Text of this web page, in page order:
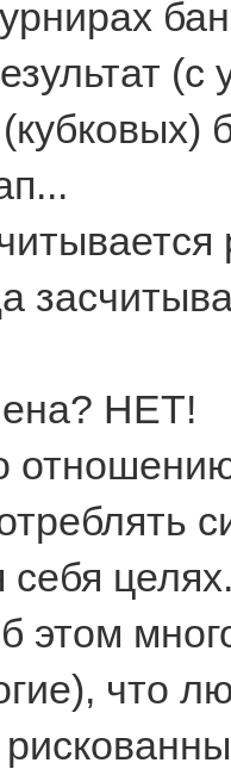
НЕТ!
этом
что